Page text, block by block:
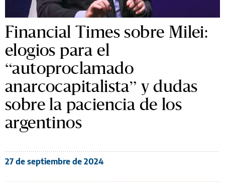
Financial Times sobre Milei:
elogios para el
“autoproclamado
anarcocapitalista” y dudas
sobre la paciencia de los
argentinos
27 de septiembre de 2024